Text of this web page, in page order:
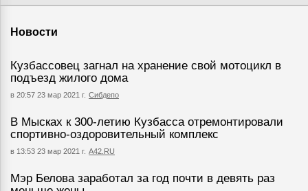
Новости
Кузбассовец загнал на хранение свой мотоцикл в
подъезд жилого дома
в 20:57 23 мар 2021 г. Сибдепо
В Мысках к 300-летию Кузбасса отремонтировали
спортивно-оздоровительный комплекс
в 13:53 23 мар 2021 г. А42.RU
Мэр Белова заработал за год почти в девять раз